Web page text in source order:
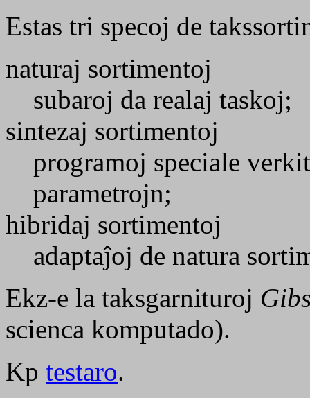
Estas tri specoj de
naturaj sortimentoj
subaroj da realaj taskoj;
sintezaj sortimentoj
programoj speciale
parametrojn;
hibridaj sortimentoj
adaptaĵoj de natura
Ekz-e la taksgarnituroj
scienca komputado).
Kp testaro.